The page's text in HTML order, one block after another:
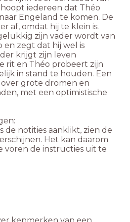
iedereen dat Théo
Engeland te komen. De
af, omdat hij te klein is.
zijn vader wordt van
en zegt dat hij wel is
krijgt zijn leven
rit en Théo probeert zijn
in stand te houden. Een
grote dromen en
met een optimistische
de notities aanklikt, zien de
Het kan daarom
voren de instructies uit te